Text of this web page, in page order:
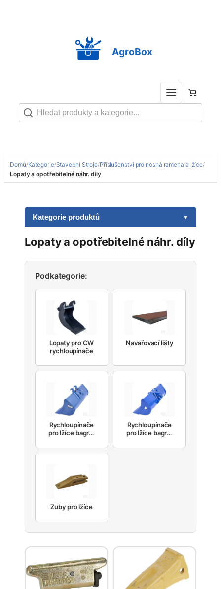
AgroBox
Domů/Kategorie/Stavební Stroje/Příslušenství pro nosná ramena a lžíce/
Lopaty a opotřebitelné náhr. díly
Kategorie produktů ▼
Lopaty a opotřebitelné náhr. díly
Podkategorie:
Lopaty pro CW
rychloupínače
Navařovací lišty
Rychloupínače
pro lžíce bagrů,
Rychloupínače
pro lžíce bagrů,
Zuby pro lžíce